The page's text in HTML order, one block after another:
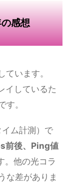
感想
います。
イしているた
す。
ム計測）で
前後、Ping値
。他の光コラ
な差がありま